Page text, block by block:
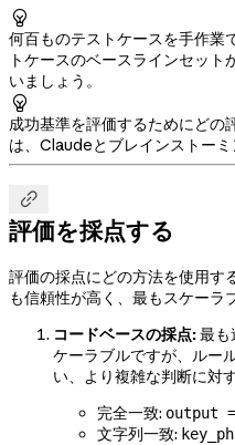

何百ものテストケースを手作業
トケースのベースラインセッ
いましょう。

成功基準を評価するためにどの
は、Claudeとブレインストーミ

評価を採点する
評価の採点にどの方法を使用す
も信頼性が高く、最もスケーラ
コードベースの採点:最も
ケーラブルですが、ルー
い、より複雑な判断に対
完全一致: output
文字列一致: